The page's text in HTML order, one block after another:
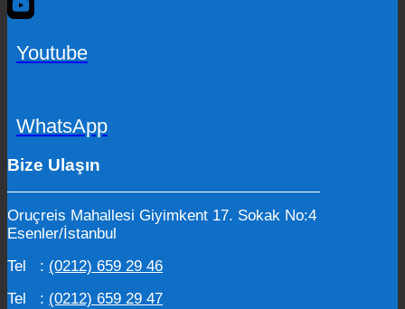
Youtube
WhatsApp
Bize Ulaşın
Oruçreis Mahallesi Giyimkent 17. Sokak No:4
Esenler/İstanbul
Tel : (0212) 659 29 46
Tel : (0212) 659 29 47